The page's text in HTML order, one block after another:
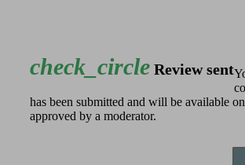
check_circle Review sent
has been submitted and will be available
approved by a moderator.